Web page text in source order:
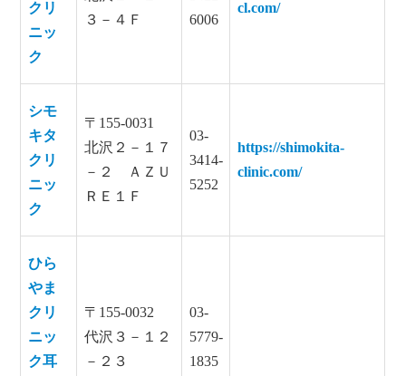
クリ
ニッ
ク
３－４Ｆ
6006
cl.com/
シモ
キタ
クリ
ニッ
ク
〒155-0031
北沢２－１７
－２ ＡＺＵ
ＲＥ１Ｆ
03-
3414-
5252
https://shimokita-
clinic.com/
ひら
やま
クリ
ニッ
ク耳
〒155-0032
代沢３－１２
－２３
03-
5779-
1835